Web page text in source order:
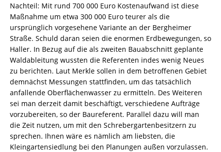
Nachteil: Mit rund 700 000 Euro Kostenaufwand ist diese
Maßnahme um etwa 300 000 Euro teurer als die
ursprünglich vorgesehene Variante an der Bergheimer
Straße. Schuld daran seien die enormen Erdbewegungen, so
Haller. In Bezug auf die als zweiten Bauabschnitt geplante
Waldableitung wussten die Referenten indes wenig Neues
zu berichten. Laut Merkle sollen in dem betroffenen Gebiet
demnächst Messungen stattfinden, um das tatsächlich
anfallende Oberflächenwasser zu ermitteln. Des Weiteren
sei man derzeit damit beschäftigt, verschiedene Aufträge
vorzubereiten, so der Baureferent. Parallel dazu will man
die Zeit nutzen, um mit den Schrebergartenbesitzern zu
sprechen. Ihnen wäre es nämlich am liebsten, die
Kleingartensiedlung bei den Planungen außen vorzulassen.